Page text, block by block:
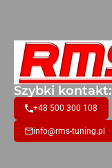
Szybki kontakt:
+48 500 300 108
info@rms-tuning.pl